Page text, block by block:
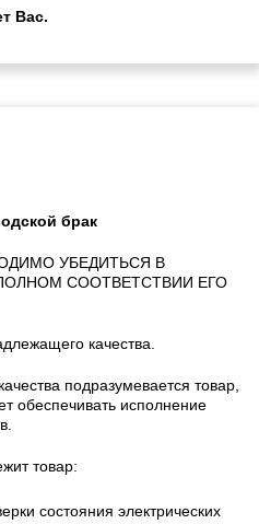
Вас.
брак
УБЕДИТЬСЯ В
СООТВЕТСТВИИ ЕГО
качества.
подразумевается товар,
обеспечивать исполнение
товар:
состояния электрических